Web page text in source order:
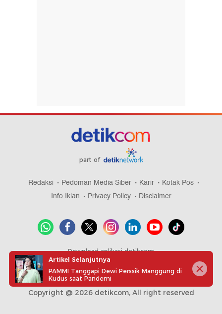
part of
Redaksi Pedoman Media Siber Karir
Kotak Pos
Info Iklan
Privacy Policy Disclaimer
Download aplikasi detikcom
Copyright @ 2026 detikcom, All right reserved
Artikel Selanjutnya
PAMMI Tanggapi Dewi Perssik Manggung di
Kudus saat Pandemi